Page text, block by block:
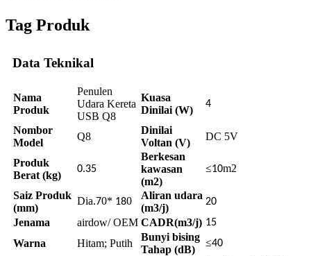
Tag Produk
Data Teknikal
Nama
Produk
Penulen
Udara Kereta
USB Q8
Kuasa
Dinilai (W)
4
Nombor
Model
Q8
Dinilai
Voltan (V)
DC 5V
Produk
Berat (kg)
0.35
Berkesan
kawasan
(m2)
≤10m2
Saiz Produk
(mm)
Dia.70* 180
Aliran udara
(m3/j)
20
Jenama airdow/ OEM CADR(m3/j) 15
Warna Hitam; Putih
Bunyi bising
Tahap (dB)
≤40